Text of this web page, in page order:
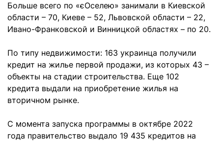
Больше всего по «єОселею» занимали в Киевской
области – 70, Киеве – 52, Львовской области – 22,
Ивано-Франковской и Винницкой областях – по 20.
По типу недвижимости: 163 украинца получили
кредит на жилье первой продажи, из которых 43 –
объекты на стадии строительства. Еще 102
кредита выдали на приобретение жилья на
вторичном рынке.
С момента запуска программы в октябре 2022
года правительство выдало 19 435 кредитов на